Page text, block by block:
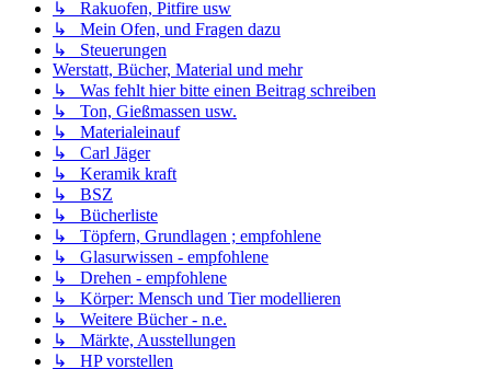
↳ Rakuofen, Pitfire usw
↳ Mein Ofen, und Fragen dazu
↳ Steuerungen
Werstatt, Bücher, Material und mehr
↳ Was fehlt hier bitte einen Beitrag schreiben
↳ Ton, Gießmassen usw.
↳ Materialeinauf
↳ Carl Jäger
↳ Keramik kraft
↳ BSZ
↳ Bücherliste
↳ Töpfern, Grundlagen ; empfohlene
↳ Glasurwissen - empfohlene
↳ Drehen - empfohlene
↳ Körper: Mensch und Tier modellieren
↳ Weitere Bücher - n.e.
↳ Märkte, Ausstellungen
↳ HP vorstellen